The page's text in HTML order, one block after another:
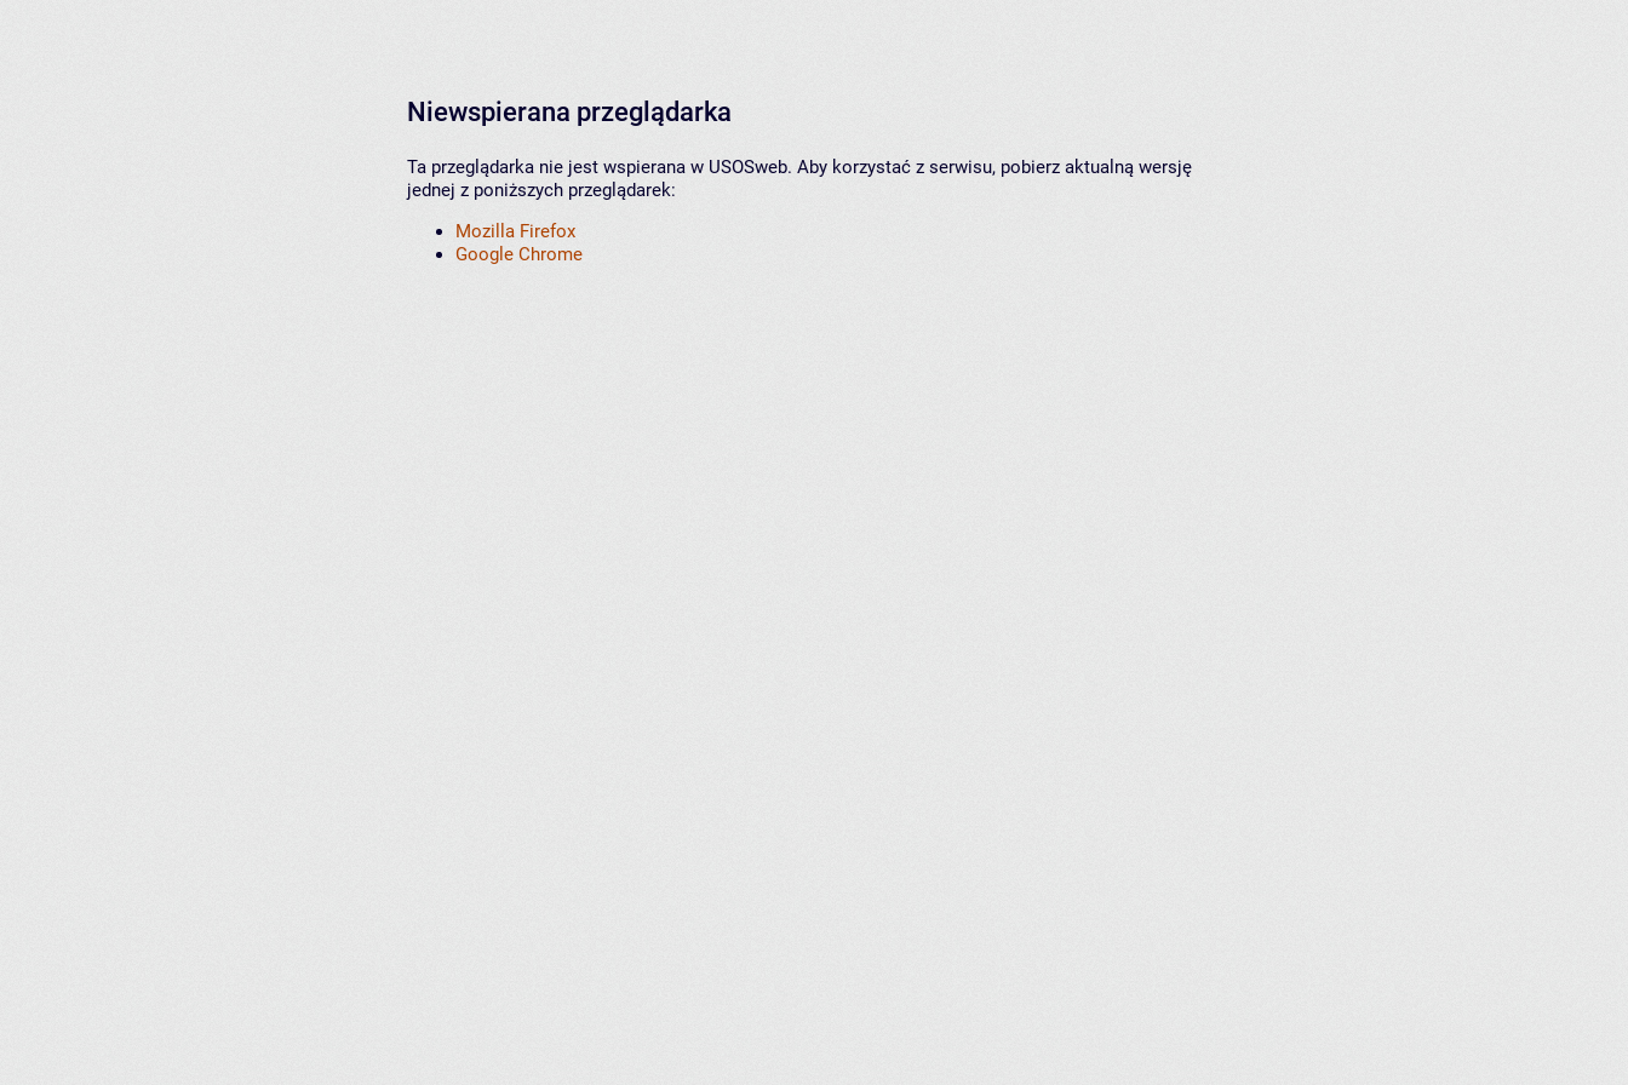
Niewspierana przeglądarka
Ta przeglądarka nie jest wspierana w USOSweb. Aby korzystać z serwisu, pobierz aktualną wersję
jednej z poniższych przeglądarek:
Mozilla Firefox
Google Chrome